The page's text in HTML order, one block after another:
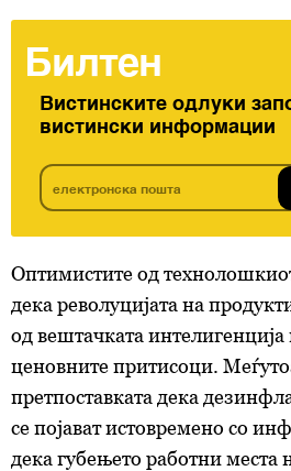
Билтен
Вистинските одлуки
вистински информации
Оптимистите од
дека револуцијата на
од вештачката интелигенција
ценовните притисоци.
претпоставката дека
се појават истовремено со
дека губењето работни места